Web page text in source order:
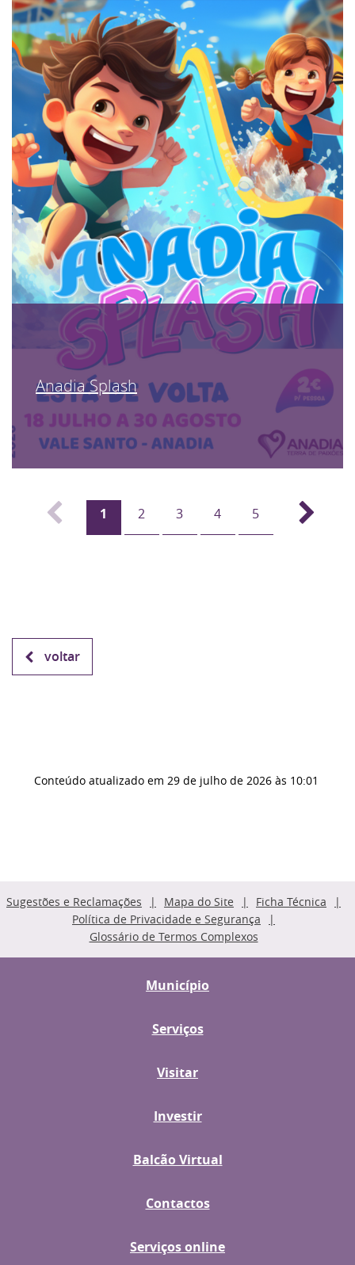
Anadia Splash
1 2 3 4 5
voltar
Conteúdo atualizado em 29 de julho de 2026 às 10:01
Sugestões e Reclamações Mapa do Site
Ficha Técnica
Política de Privacidade e Segurança
Glossário de Termos Complexos
Município
Serviços
Visitar
Investir
Balcão Virtual
Contactos
Serviços online